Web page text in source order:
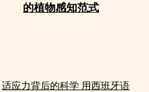
的植物感知范式
适应力背后的科学 用西班牙语